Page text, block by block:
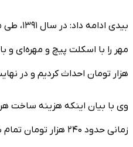
هزار تومان احداث کردیم و در
وی با بیان اینکه هزینه ساخت
زمانی حدود ۲۴۰ هزار